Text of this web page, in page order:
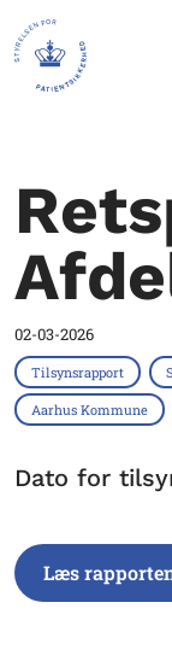
02-03-2026
Tilsynsrapport
Aarhus Kommune
Dato for
Læs